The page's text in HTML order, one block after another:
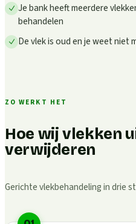
Je bank heeft meerdere
behandelen
De vlek is oud en je weet niet
ZO WERKT HET
Hoe wij vlekken
verwijderen
Gerichte vlekbehandeling in drie